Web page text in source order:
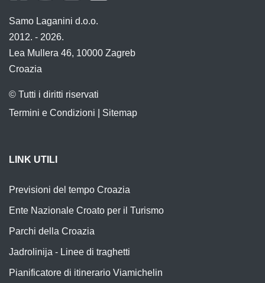
Samo Laganini d.o.o.
2012. - 2026.
Lea Mullera 46, 10000 Zagreb
Croazia
© Tutti i diritti riservati
Termini e Condizioni
Sitemap
LINK UTILI
Previsioni del tempo Croazia
Ente Nazionale Croato per il Turismo
Parchi della Croazia
Jadrolinija - Linee di traghetti
Pianificatore di itinerario Viamichelin